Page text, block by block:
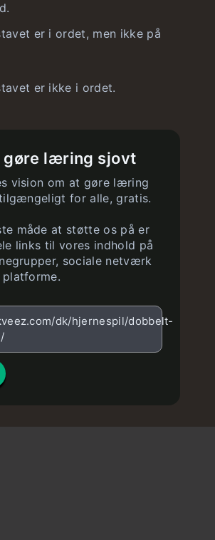
er i ordet, men ikke på
er ikke i ordet.
gøre læring sjovt
vision om at gøre læring
for alle, gratis.
måde at støtte os på er
links til vores indhold på
sociale netværk
dk/hjernespil/dobbelt-